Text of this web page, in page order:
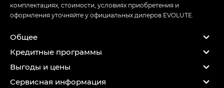
комплектациях, стоимости, условиях приобретения и
оформления уточняйте у официальных дилеров EVOLUTE.
Общее
Кредитные программы
Выгоды и цены
Сервисная информация